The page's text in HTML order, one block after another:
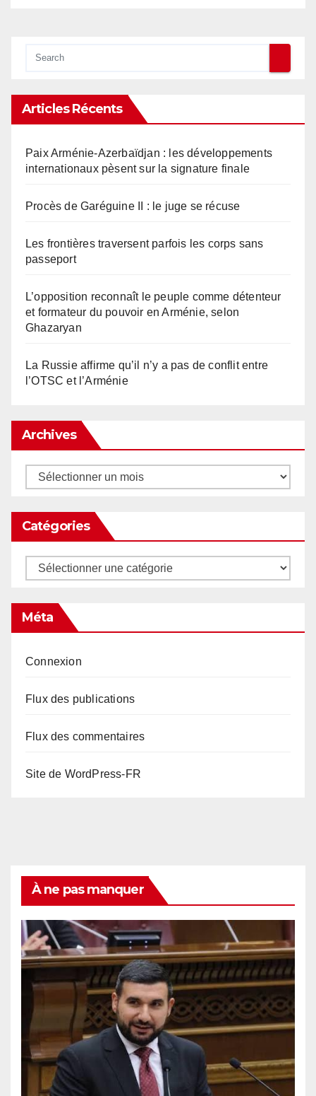
Articles Récents
Paix Arménie-Azerbaïdjan : les développements
internationaux pèsent sur la signature finale
Procès de Garéguine II : le juge se récuse
Les frontières traversent parfois les corps sans
passeport
L’opposition reconnaît le peuple comme détenteur
et formateur du pouvoir en Arménie, selon
Ghazaryan
La Russie affirme qu’il n’y a pas de conflit entre
l’OTSC et l’Arménie
Archives
Archives
Catégories
Catégories
Méta
Connexion
Flux des publications
Flux des commentaires
Site de WordPress-FR
À ne pas manquer